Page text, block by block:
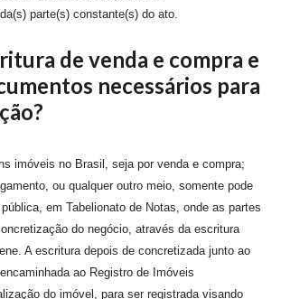
parte(s) constante(s) do ato.
de venda e compra e
necessários para
imóveis no Brasil, seja por venda e compra;
ou qualquer outro meio, somente pode
em Tabelionato de Notas, onde as partes
do negócio, através da escritura
A escritura depois de concretizada junto ao
ao Registro de Imóveis
do imóvel, para ser registrada visando